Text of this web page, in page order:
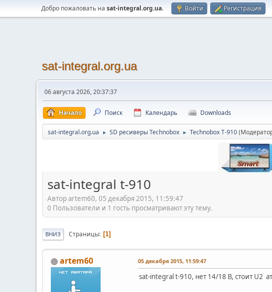
Добро пожаловать на sat-integral.org.ua. Войти Регистрация
sat-integral.org.ua
06 августа 2026, 20:37:37
Начало Поиск Календарь Downloads
sat-integral.org.ua ► SD ресиверы Technobox ► Technobox T-910
sat-integral t-910
Автор artem60, 05 декабря 2015, 11:59:47
0 Пользователи и 1 гость просматривают эту тему.
ВНИЗ Страницы 1
artem60 05 декабря 2015, 11:59:47
sat-integral t-910, нет 14/18 В, стоит U2